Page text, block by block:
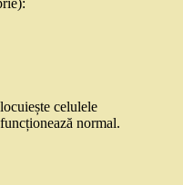
celulele
normal.